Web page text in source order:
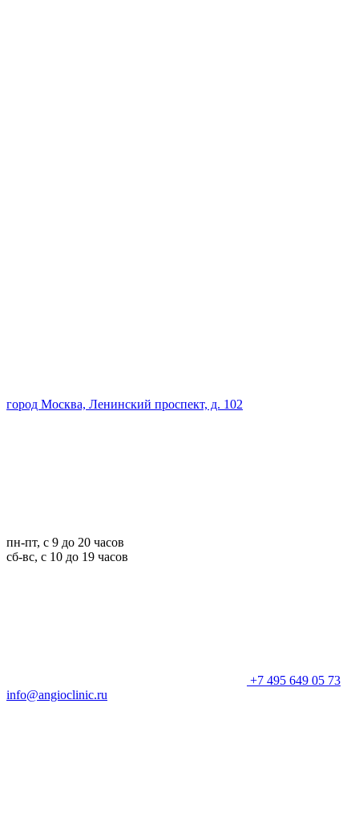
город Москва, Ленинский проспект, д. 102
пн-пт, с 9 до 20 часов
сб-вс, с 10 до 19 часов
+7 495 649 05 73
info@angioclinic.ru